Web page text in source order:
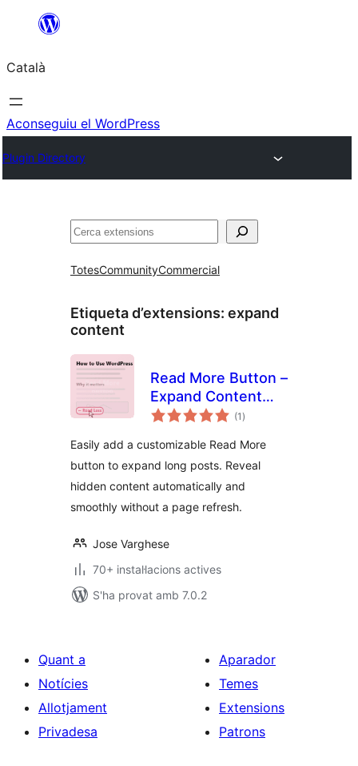
contingut
Català
Aconseguiu el WordPress
Plugin Directory
Cerca
TotesCommunityCommercial
Etiqueta d’extensions: expand
content
Read More Button –
Expand Content
Without Refresh
(1 puntuacions
totals
)
Easily add a customizable Read More
button to expand long posts. Reveal
hidden content automatically and
smoothly without a page refresh.
Jose Varghese
70+ instal·lacions actives
S'ha provat amb 7.0.2
Quant a
Notícies
Allotjament
Privadesa
Aparador
Temes
Extensions
Patrons